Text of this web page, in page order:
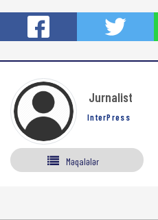
Jurnalist
InterPress
Məqalələr